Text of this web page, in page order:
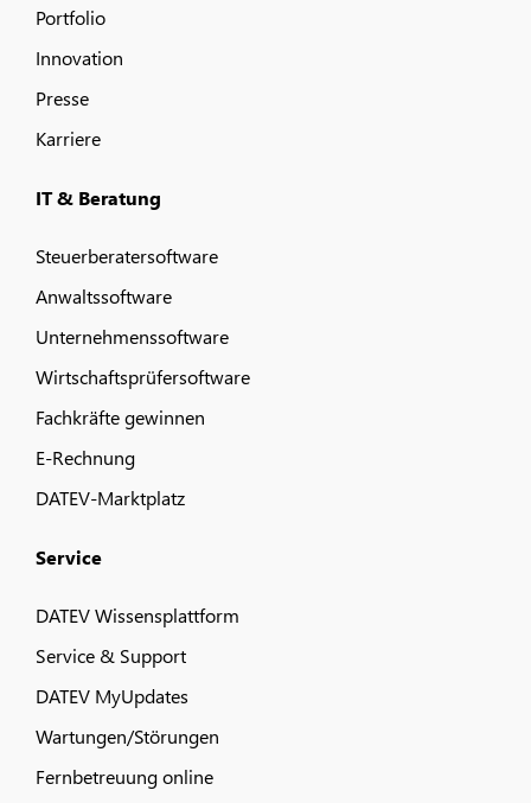
Portfolio
Innovation
Presse
Karriere
IT & Beratung
Steuerberatersoftware
Anwaltssoftware
Unternehmenssoftware
Wirtschaftsprüfersoftware
Fachkräfte gewinnen
E-Rechnung
DATEV-Marktplatz
Service
DATEV Wissensplattform
Service & Support
DATEV MyUpdates
Wartungen/Störungen
Fernbetreuung online